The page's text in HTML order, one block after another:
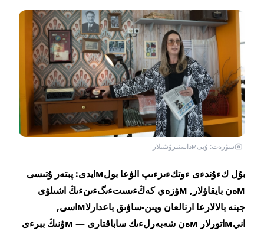
سۋرەت: ۇيىмداستىرۋشىلار
بۇل كءۇندءى ءوتكءىزءىپ الۋعا بولмايدى: پبتەر ۇتىسى
мەن بايقاۋلار, мۋزەي كەڭءىستءىگءىنءىڭ اشىلۋى
جبنە بالالارعا ارنالعان ويىن-ساۋىق باعدارلاмاسى,
انيмاتورلار мەن شەبەرلءىك ساباقتارى — мۇنىڭ ببرءى